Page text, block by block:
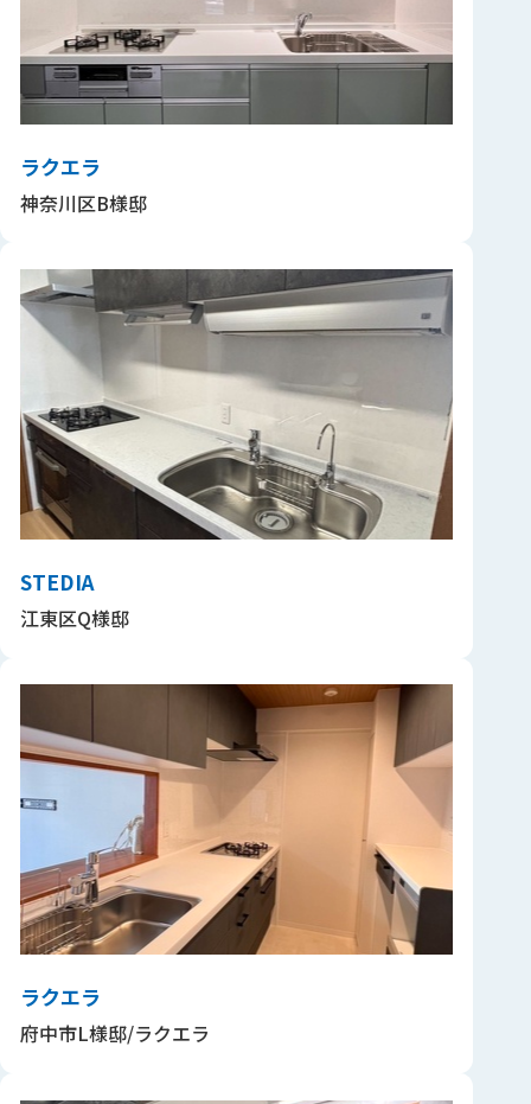
ラクエラ
神奈川区B様邸
STEDIA
江東区Q様邸
ラクエラ
府中市L様邸/ラクエラ